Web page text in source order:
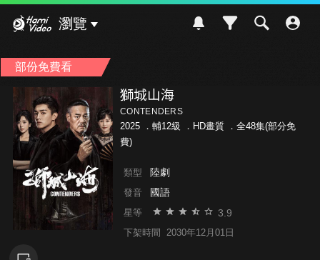
瀏覽
部份免費看
獅城山海
CONTENDERS
2025 ． 輔12級
．HD畫質 ．全48集(部分免
費)
類型 陸劇
發音 國語
星等 3.9
下架時間 2030年12月01日